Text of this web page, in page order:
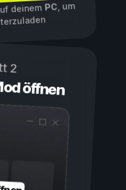
deinemPC, um
2
öffnen